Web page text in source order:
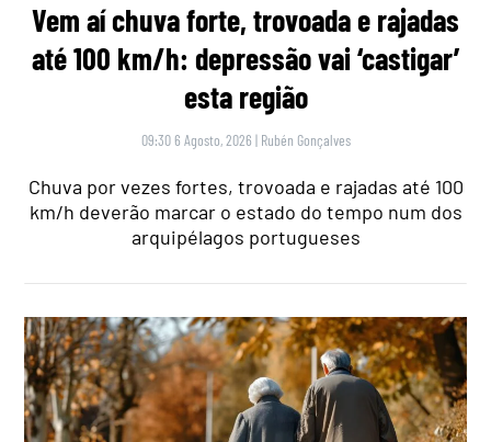
Vem aí chuva forte, trovoada e rajadas
até 100 km/h: depressão vai ‘castigar’
esta região
09:30 6 Agosto, 2026 | Rubén Gonçalves
Chuva por vezes fortes, trovoada e rajadas até 100
km/h deverão marcar o estado do tempo num dos
arquipélagos portugueses